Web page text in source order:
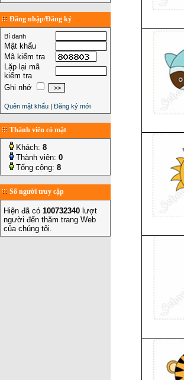
Đăng nhập/Đăng ký
Bí danh
Mật khẩu
Mã kiểm tra
Lặp lại mã
kiểm tra
Ghi nhớ
Quên mật khẩu | Đăng ký mới
Thành viên có mặt
Khách: 8
Thành viên: 0
Tổng cộng: 8
Số người truy cập
Hiện đã có 100732340 lượt
người đến thăm trang Web
của chúng tôi.